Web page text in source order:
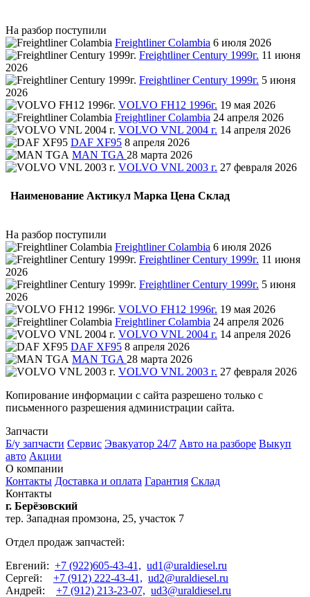
На разбор поступили
Freightliner Colambia 6 июля 2026
Freightliner Century 1999г. 11 июня
2026
Freightliner Century 1999г. 5 июня
2026
VOLVO FH12 1996г. 19 мая 2026
Freightliner Colambia 24 апреля 2026
VOLVO VNL 2004 г. 14 апреля 2026
DAF XF95 8 апреля 2026
MAN TGA 28 марта 2026
VOLVO VNL 2003 г. 27 февраля 2026
Наименование Актикул Марка Цена Склад
На разбор поступили
Freightliner Colambia 6 июля 2026
Freightliner Century 1999г. 11 июня
2026
Freightliner Century 1999г. 5 июня
2026
VOLVO FH12 1996г. 19 мая 2026
Freightliner Colambia 24 апреля 2026
VOLVO VNL 2004 г. 14 апреля 2026
DAF XF95 8 апреля 2026
MAN TGA 28 марта 2026
VOLVO VNL 2003 г. 27 февраля 2026
Копирование информации с сайта разрешено только с
письменного разрешения администрации сайта.
Запчасти
Б/у запчасти Сервис Эвакуатор 24/7 Авто на разборе Выкуп
авто Акции
О компании
Контакты Доставка и оплата Гарантия Склад
Контакты
г. Берёзовский
тер. Западная промзона, 25, участок 7
Отдел продаж запчастей:
Евгений: +7 (922)605-43-41, ud1@uraldiesel.ru
Сергей: +7 (912) 222-43-41, ud2@uraldiesel.ru
Андрей: +7 (912) 213-23-07, ud3@uraldiesel.ru